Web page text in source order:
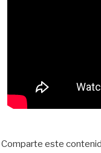
Comparte este